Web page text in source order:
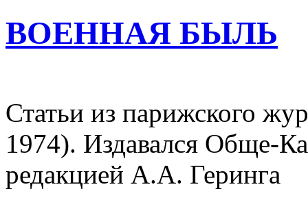
ВОЕННАЯ БЫЛЬ
Статьи из парижского
1974). Издавался Обще-
редакцией А.А. Геринга